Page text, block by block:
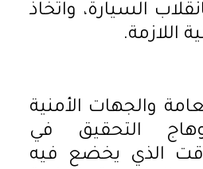
السيارة، واتخاذ
اللازمة.
والجهات الأمنية
التحقيق في
الذي يخضع فيه